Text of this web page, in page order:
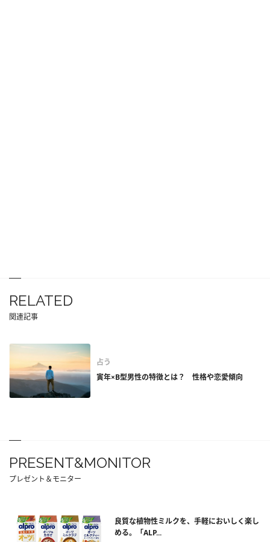
RELATED
関連記事
占う
寅年×B型男性の特徴とは？ 性格や恋愛傾向
PRESENT&MONITOR
プレゼント＆モニター
良質な植物性ミルクを、手軽においしく楽し
める。「ALP...